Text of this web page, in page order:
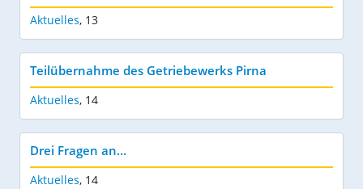
Aktuelles, 13
Teilübernahme des Getriebewerks Pirna
Aktuelles, 14
Drei Fragen an...
Aktuelles, 14